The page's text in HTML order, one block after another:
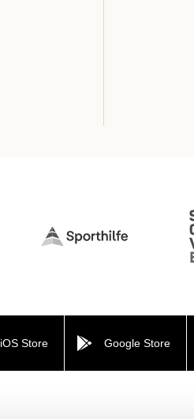
iOS Store Google Store